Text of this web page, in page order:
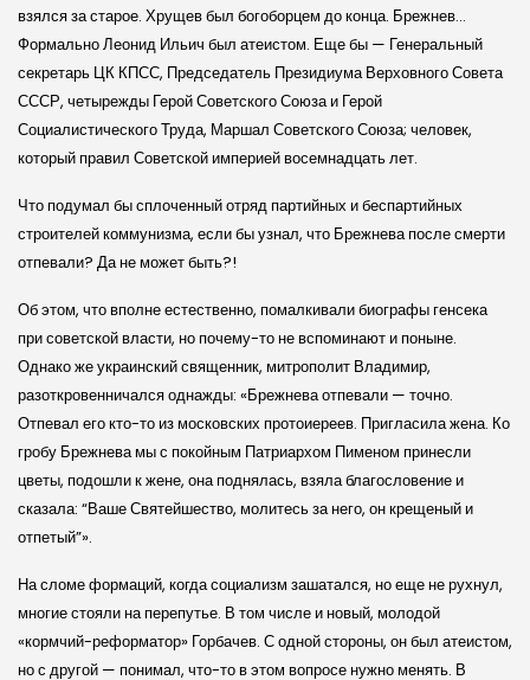
взялся за старое. Хрущев был богоборцем до конца. Брежнев…
Формально Леонид Ильич был атеистом. Еще бы — Генеральный
секретарь ЦК КПСС, Председатель Президиума Верховного Совета
СССР, четырежды Герой Советского Союза и Герой
Социалистического Труда, Маршал Советского Союза; человек,
который правил Советской империей восемнадцать лет.
Что подумал бы сплоченный отряд пар­тийных и беспартийных
строителей коммунизма, если бы узнал, что Брежнева после смерти
отпевали? Да не может быть?!
Об этом, что вполне естественно, помалкивали биографы генсека
при советской власти, но почему-то не вспоминают и поныне.
Однако же украинский священник, митрополит Владимир,
разоткровенничался однажды: «Брежнева отпевали — точно.
Отпевал его кто-то из московских протоиереев. Пригласила жена. Ко
гробу Брежнева мы с покойным Патриархом Пименом принесли
цветы, подошли к жене, она поднялась, взяла благословение и
сказала: “Ваше Святейшество, молитесь за него, он крещеный и
отпетый”».
На сломе формаций, когда социализм зашатался, но еще не рухнул,
многие стояли на перепутье. В том числе и новый, молодой
«кормчий-реформатор» Горбачев. С одной стороны, он был атеистом,
но с другой — понимал, что-то в этом вопросе нужно менять. В